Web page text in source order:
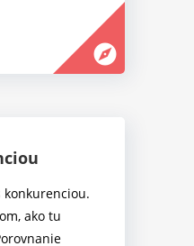
explore
konkurenciou.
ako tu